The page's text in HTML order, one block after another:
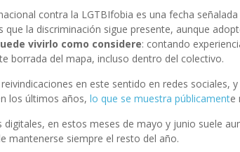
contra la LGTBIfobia es una fecha
que la discriminación sigue presente, aunque
vivirlo como considere: contando
borrada del mapa, incluso dentro del colectivo.
en este sentido en redes sociales,
los últimos años, lo que se muestra públicamente
digitales, en estos meses de mayo y junio suele
mantenerse siempre el resto del año.